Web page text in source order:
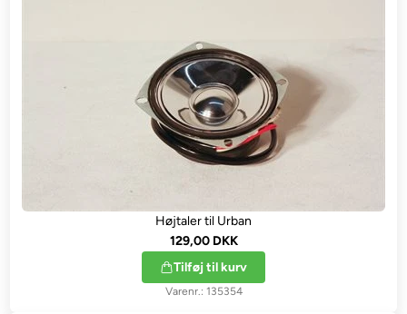
Højtaler til Urban
129,00 DKK
Tilføj til kurv
135354